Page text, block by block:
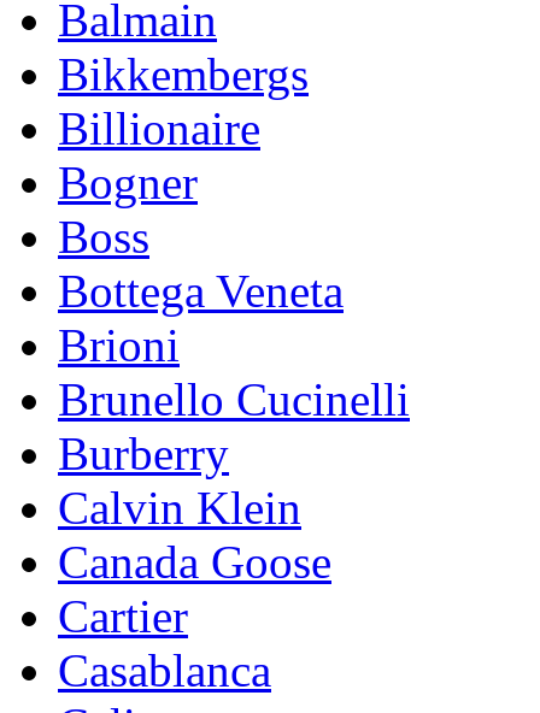
Balmain
Bikkembergs
Billionaire
Bogner
Boss
Bottega Veneta
Brioni
Brunello Cucinelli
Burberry
Calvin Klein
Canada Goose
Cartier
Casablanca